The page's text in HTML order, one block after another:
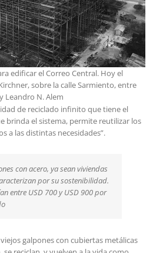
edificar el Correo Central. Hoy el
sobre la calle Sarmiento, entre
Leandro N. Alem
de reciclado infinito que tiene el
brinda el sistema, permite reutilizar los
a las distintas necesidades”.
con acero, ya sean viviendas
por su sostenibilidad.
entre USD 700 y USD 900 por
galpones con cubiertas metálicas